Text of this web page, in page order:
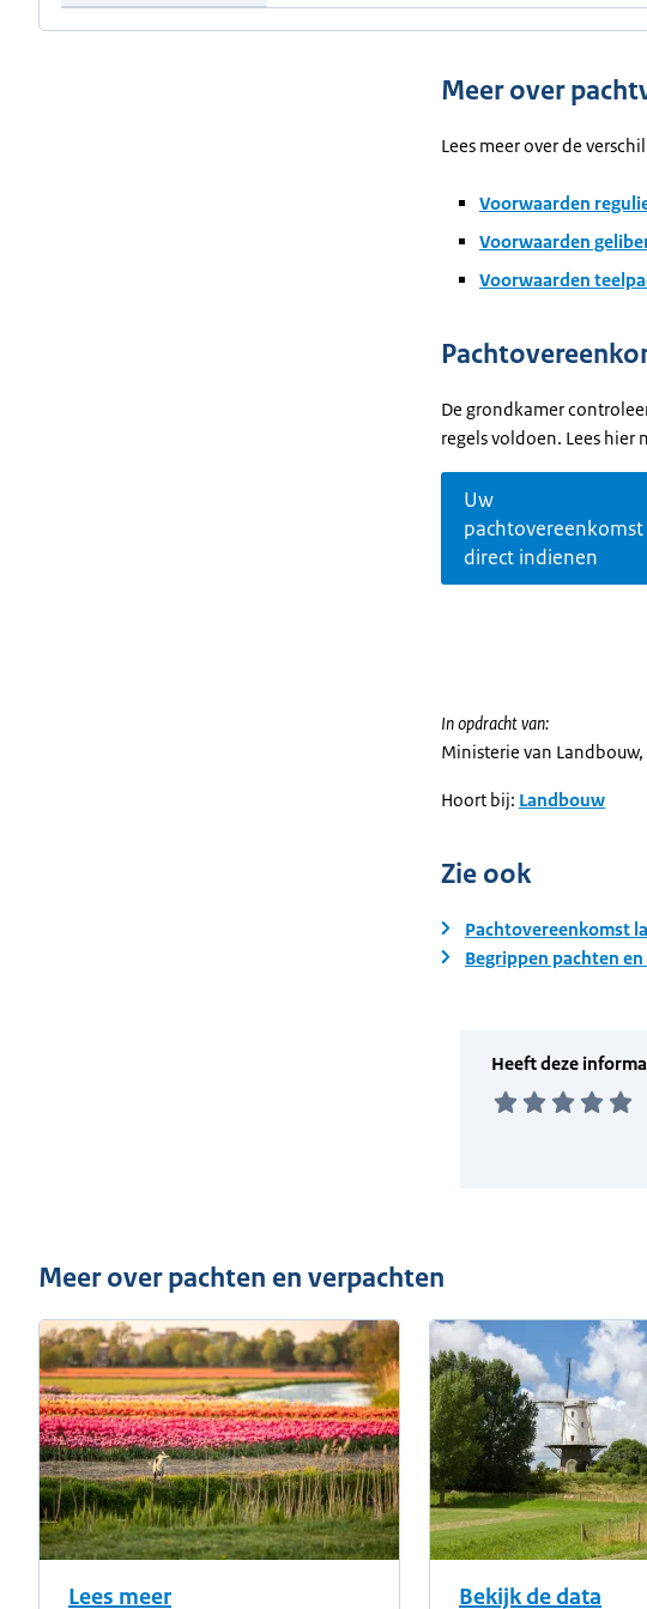
Meer over
Lees meer over de
Voorwaarden
Voorwaarden
Voorwaarden
De grondkamer
regels voldoen. Lees hier
Uw
pachtovereenkomst
direct indienen
In opdracht van:
Ministerie van
Hoort bij: Landbouw
Zie ook
Pachtovereenkomst
Begrippen pachten
Meer over pachten en verpachten
Lees meer Bekijk de data